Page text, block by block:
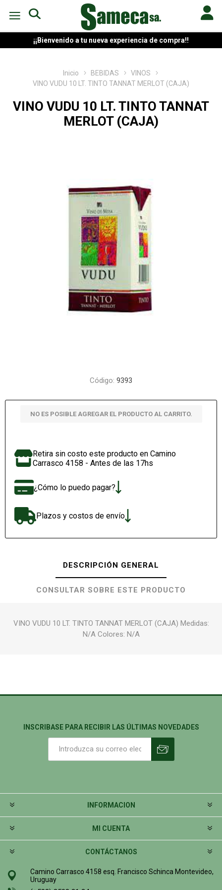
¡¡Bienvenido a tu nueva experiencia de compra!!
Inicio BEBIDAS
VINOS
VINO VUDU 10 LT. TINTO TANNAT MERLOT (CAJA)
VINO VUDU 10 LT. TINTO TANNAT
MERLOT (CAJA)
Código: 9393
NO ES POSIBLE AGREGAR EL PRODUCTO AL CARRITO.
Retira sin costo este producto en Camino
Carrasco 4158 - Antes de las 17hs
¿Cómo lo puedo pagar?
Plazos y costos de envío
DESCRIPCIÓN GENERAL
CONSULTAR SOBRE ESTE PRODUCTO
VINO VUDU 10 LT. TINTO TANNAT MERLOT (CAJA) Medidas:
N/A Colores: N/A
INSCRIBASE PARA RECIBIR LAS ÚLTIMAS NOVEDADES
INFORMACION
MI CUENTA
CONTÁCTANOS
Camino Carrasco 4158 esq. Francisco Schinca Montevideo,
Uruguay